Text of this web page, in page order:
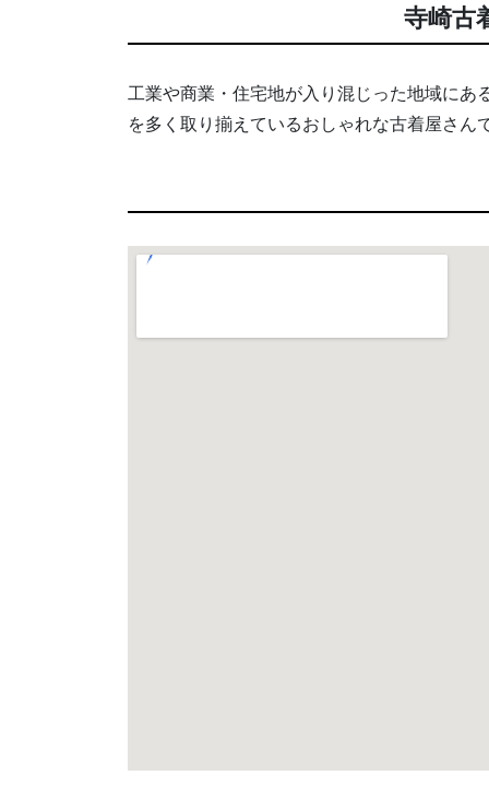
寺崎古
工業や商業・住宅地が入り混じった地域に
を多く取り揃えているおしゃれな古着屋さん